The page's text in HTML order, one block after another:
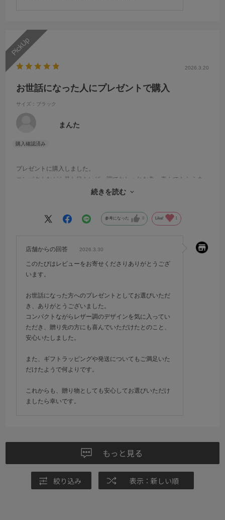
2026.3.20
お世話になった人にプレゼントで購入
サイズ：ブラック
まんた
プレゼントに購入しました。
コンパクトながら見た目もレザー調でおしゃれな為、喜んでもらえま
続きを読む
参考になった 0 Like! 1
店舗からの回答 2026.3.30
このたびはレビューをお寄せくださりありがとうござ
います。
お世話になった方へのプレゼントとしてお選びいただ
き、ありがとうございました。
コンパクトながらレザー調のデザインを気に入ってい
ただき、贈り先の方にも喜んでいただけたとのこと、
安心いたしました。
また、ギフトラッピングや発送についてもご満足いた
だけたようで何よりです。
これからも、贈り物としても安心してお選びいただけ
ましたら幸いです。
もっと見る
絞り込み 表示：新しい順